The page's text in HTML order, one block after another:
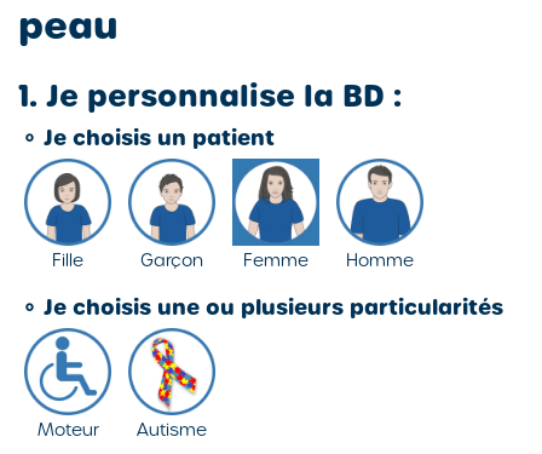
peau
1. Je personnalise la BD :
⚬ Je choisis un patient
Fille Garçon Femme Homme
⚬ Je choisis une ou plusieurs particularités
Moteur Autisme